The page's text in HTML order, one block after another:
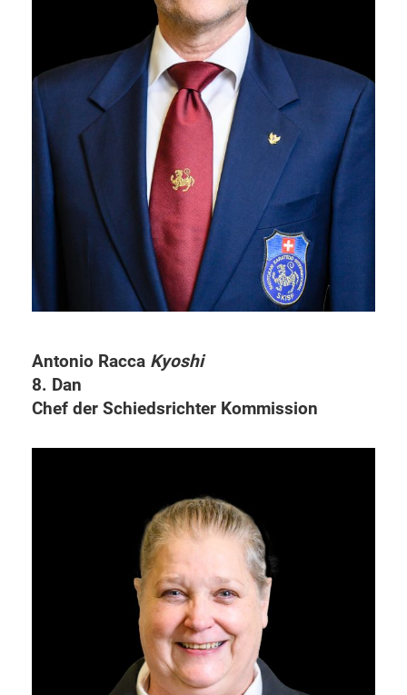
Antonio Racca Kyoshi
8. Dan
Chef der Schiedsrichter Kommission